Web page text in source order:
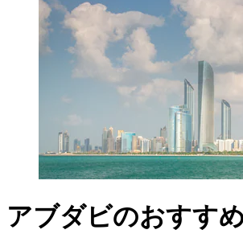
アブダビのおすす